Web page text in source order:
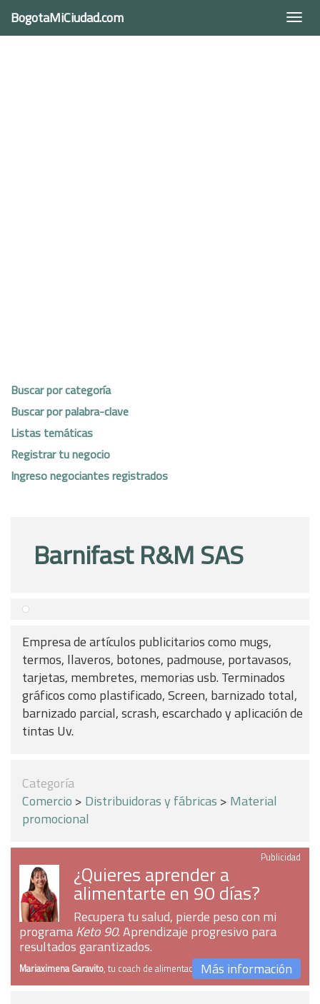
BogotaMiCiudad.com
Buscar por categoría
Buscar por palabra-clave
Listas temáticas
Registrar tu negocio
Ingreso negociantes registrados
Barnifast R&M SAS
Empresa de artículos publicitarios como mugs,
termos, llaveros, botones, padmouse, portavasos,
tarjetas, membretes, memorias usb. Terminados
gráficos como plastificado, Screen, barnizado total,
barnizado parcial, scrash, escarchado y aplicación de
tintas Uv.
Categoría
Comercio > Distribuidoras y fábricas > Material
promocional
Publicidad
¿Quieres aprender a
alimentarte en 90 días?
Recupera tu salud, pierde peso con mi
programaKeto 90. Aprendizaje progresivo para
resultados garantizados.
Mariaximena Garavito, tu coach de alimentaciónMás información